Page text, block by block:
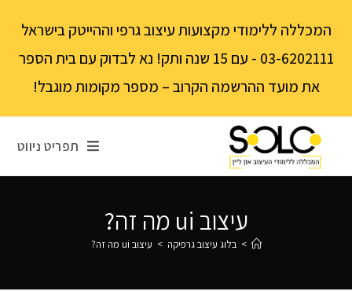
המכללה ללימודי מקצועות עיצוב גרפי וההייטק בישראל
03-6202111 - עם 15 שנה ותק! נא לבדוק עם בית הספר
את מועד ההרשמה הקרוב – מספר מקומות מוגבל!
תפריט ניווט
עיצוב ui מה זה?
> בלוג עיצוב גרפיקה > עיצוב ui מה זה?